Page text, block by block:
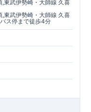
東武伊勢崎・大師線 久喜
東武伊勢崎・大師線 久喜
ス停まで徒歩4分